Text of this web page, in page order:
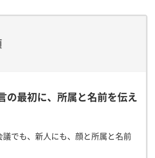
の最初に、所属と名前を伝え
議でも、新人にも、顔と所属と名前